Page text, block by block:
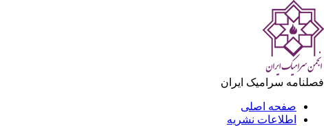
فصلنامه سرامیک ایران
صفحه اصلی
اطلاعات نشریه